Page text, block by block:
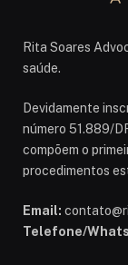
Rita Soares
saúde.
Devidamente
número 51.889/
compõem o
procedimentos
Email:
Telefone/